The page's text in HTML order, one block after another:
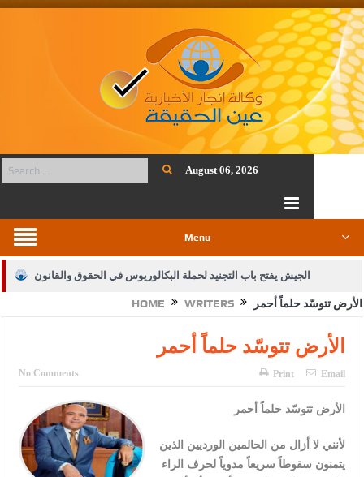
August 06, 2026
Menu
الجيش يفتح باب التجنيد لحملة البكالوريوس في الحقوق والقانون
بيان اجتماع عمّان:دعم الوصاية الهاشمية التاريخية على المقدسات
الإسلامية والمسيحية
الأمن يتلف 16 مليون حبة كبتاجون و1480 كغم مواد مخدرة
القاضي يلتقي رؤساء تحرير الصحف اليومية ويؤكد حرص مجلس النواب
على شراكة فاعلة مع الإعلام
HOME WRITERS الأرض تتوسّد حلماً أحمر
الأرض تتوسّد حلماً أحمر
No Comments Print Email
الأرض تتوسّد حلماً أحمر
لأنني لا أزال من الحالمين الورديين الذين
يتمنون سقوطاً سريعاً مدوياً لحرف الراء